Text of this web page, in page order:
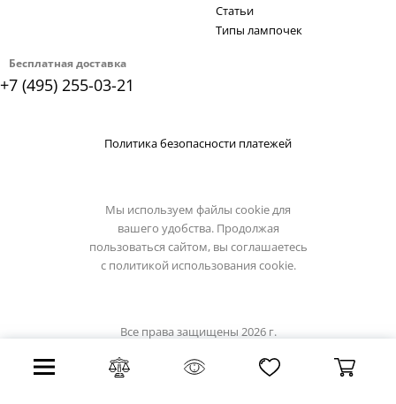
Бесплатная доставка
+7 (495) 255-03-21
Статьи
Типы лампочек
Политика безопасности платежей
Мы используем файлы cookie для
вашего удобства. Продолжая
пользоваться сайтом, вы соглашаетесь
с политикой использования cookie.
Все права защищены 2026 г.